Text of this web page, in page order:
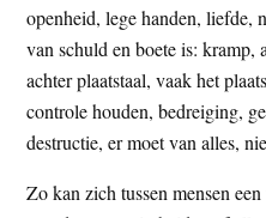
openheid, lege handen, liefde,
van schuld en boete is: kramp,
achter plaatstaal, vaak het
controle houden, bedreiging,
destructie, er moet van alles,
Zo kan zich tussen mensen